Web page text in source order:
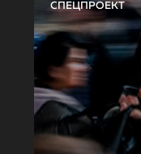
СПЕЦПРОЕКТ